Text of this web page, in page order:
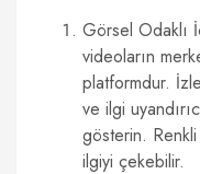
Görsel Odaklı
videoların
platformdur.
ve ilgi
gösterin.
ilgiyi çekebilir.